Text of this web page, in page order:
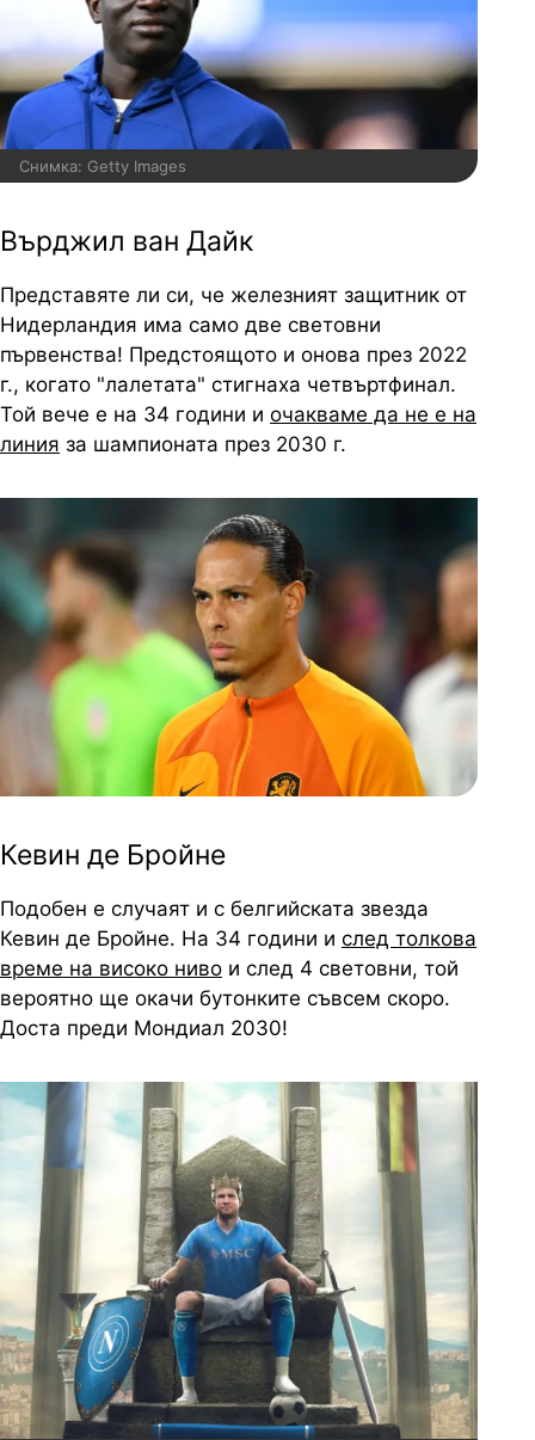
Снимка: Getty Images
Върджил ван Дайк
Представяте ли си, че железният защитник от
Нидерландия има само две световни
първенства! Предстоящото и онова през 2022
г., когато "лалетата" стигнаха четвъртфинал.
Той вече е на 34 години и очакваме да не е на
линия за шампионата през 2030 г.
Кевин де Бройне
Подобен е случаят и с белгийската звезда
Кевин де Бройне. На 34 години и след толкова
време на високо ниво и след 4 световни, той
вероятно ще окачи бутонките съвсем скоро.
Доста преди Мондиал 2030!